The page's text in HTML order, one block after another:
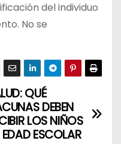
del individuo
No se
QUÉ
DEBEN
LOS NIÑOS
EDAD ESCOLAR